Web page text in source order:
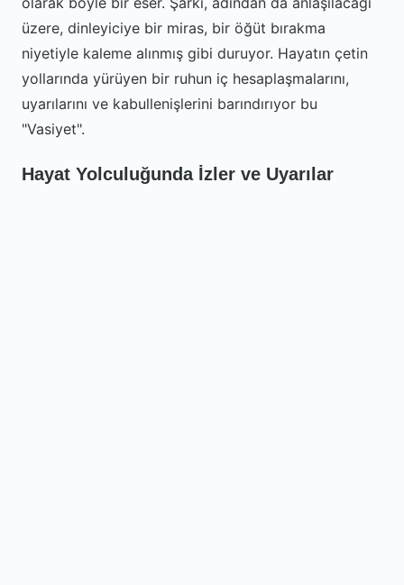
üzere, dinleyiciye bir miras, bir öğüt bırakma
niyetiyle kaleme alınmış gibi duruyor. Hayatın çetin
yollarında yürüyen bir ruhun iç hesaplaşmalarını,
uyarılarını ve kabullenişlerini barındırıyor bu
"Vasiyet".
Hayat Yolculuğunda İzler ve Uyarılar